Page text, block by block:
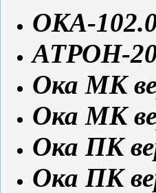
ОКА-
АТРОН-
Ока МК
Ока МК
Ока ПК
Ока ПК